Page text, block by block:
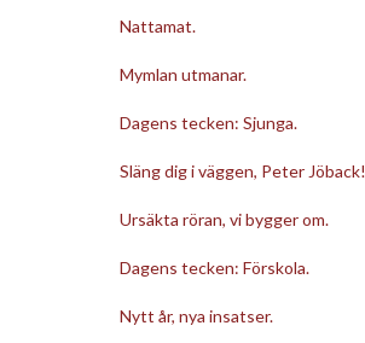
Nattamat.
Mymlan utmanar.
Dagens tecken: Sjunga.
Släng dig i väggen, Peter Jöback!
Ursäkta röran, vi bygger om.
Dagens tecken: Förskola.
Nytt år, nya insatser.